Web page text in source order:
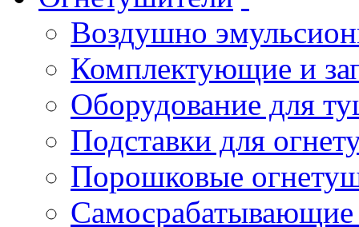
Воздушно
Комплектующие и
Оборудование для
Подставки для
Порошковые